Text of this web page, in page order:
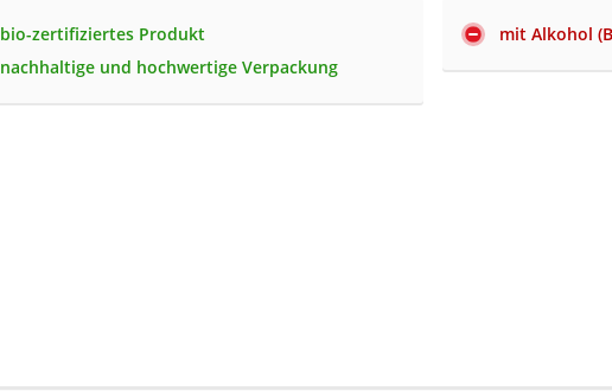
bio-zertifiziertes Produkt
nachhaltige und hochwertige Verpackung
mit Alkohol